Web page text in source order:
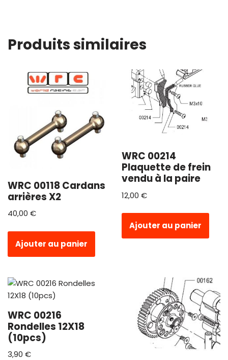
Produits similaires
WRC 00118 Cardans
arrières X2
40,00 €
Ajouter au panier
WRC 00214
Plaquette de frein
vendu à la paire
12,00 €
Ajouter au panier
WRC 00216
Rondelles 12X18
(10pcs)
3,90 €